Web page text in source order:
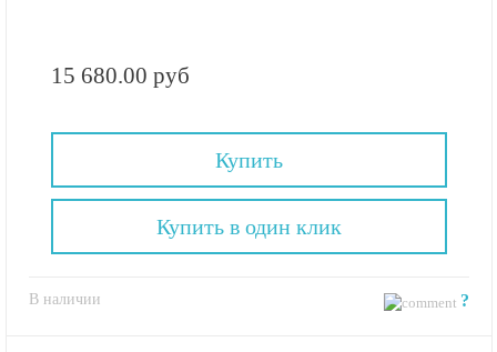
15 680.00 руб
Купить
В наличии ?
Купить в один клик